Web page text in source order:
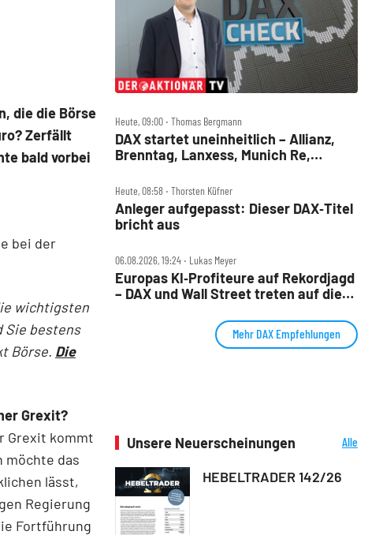
die die Börse
Zerfällt
bald vorbei
bei der
wichtigsten
Sie bestens
Börse. Die
Grexit?
Grexit kommt
möchte das
lässt,
Regierung
Fortführung
Heute, 09:00 ‧ Thomas Bergmann
DAX startet uneinheitlich – Allianz,
Brenntag, Lanxess, Munich Re,
Heute, 08:58 ‧ Thorsten Küfner
Anleger aufgepasst: Dieser DAX‑Titel
bricht aus
06.08.2026, 19:24 ‧ Lukas Meyer
Europas KI‑Profiteure auf Rekordjagd
– DAX und Wall Street treten auf die
Mehr DAX Empfehlungen
Unsere Neuerscheinungen
Alle
HEBELTRADER 142/26